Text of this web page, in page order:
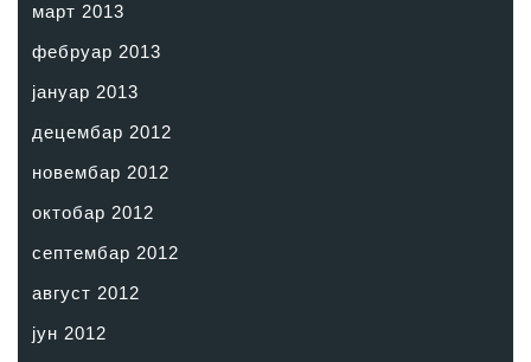
март 2013
фебруар 2013
јануар 2013
децембар 2012
новембар 2012
октобар 2012
септембар 2012
август 2012
јун 2012